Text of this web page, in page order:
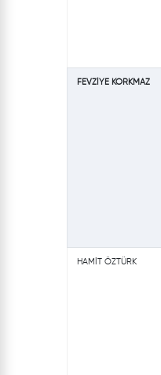
FEVZİYE KORKMAZ
HAMİT ÖZTÜRK